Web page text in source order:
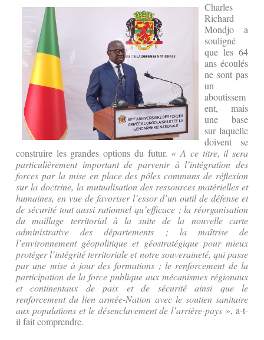
Charles
Richard
Mondjo a
souligné
que les 64
ans écoulés
ne sont pas
un
aboutissem
ent, mais
une base
sur laquelle
doivent se
construire les grandes options du futur. « A ce titre, il sera
particulièrement important de parvenir à l’intégration des
forces par la mise en place des pôles communs de réflexion
sur la doctrine, la mutualisation des ressources matérielles et
humaines, en vue de favoriser l’essor d’un outil de défense et
de sécurité tout aussi rationnel qu’efficace ; la réorganisation
du maillage territorial à la suite de la nouvelle carte
administrative des départements ; la maîtrise de
l’environnement géopolitique et géostratégique pour mieux
protéger l’intégrité territoriale et notre souveraineté, qui passe
par une mise à jour des formations ; le renforcement de la
participation de la force publique aux mécanismes régionaux
et continentaux de paix et de sécurité ainsi que le
renforcement du lien armée-Nation avec le soutien sanitaire
aux populations et le désenclavement de l’arrière-pays », a-t-
il fait comprendre.